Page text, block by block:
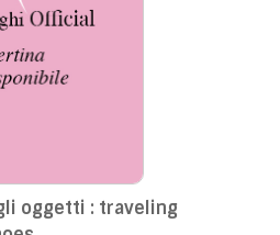
oggetti : traveling